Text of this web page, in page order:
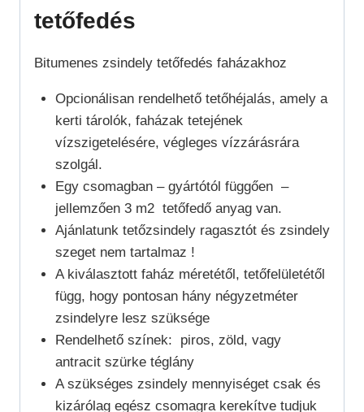
tetőfedés
Bitumenes zsindely tetőfedés faházakhoz
Opcionálisan rendelhető tetőhéjalás, amely a
kerti tárolók, faházak tetejének
vízszigetelésére, végleges vízzárásrára
szolgál.
Egy csomagban – gyártótól függően –
jellemzően 3 m2 tetőfedő anyag van.
Ajánlatunk tetőzsindely ragasztót és zsindely
szeget nem tartalmaz !
A kiválasztott faház méretétől, tetőfelületétől
függ, hogy pontosan hány négyzetméter
zsindelyre lesz szüksége
Rendelhető színek: piros, zöld, vagy
antracit szürke téglány
A szükséges zsindely mennyiséget csak és
kizárólag egész csomagra kerekítve tudjuk